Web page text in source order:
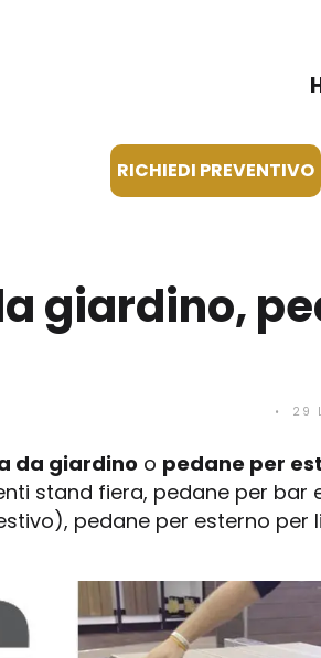
RICHIEDI PREVENTIVO
giardino,
29
da giardino o pedane per
stand fiera, pedane per
pedane per esterno